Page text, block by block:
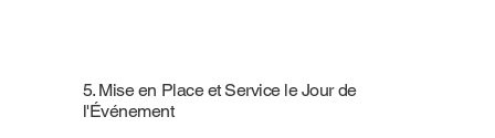
5. Mise en Place et Service le Jour de
l'Événement